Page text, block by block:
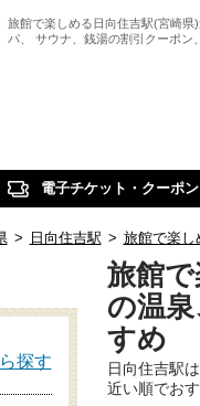
旅館で楽しめる日向住吉駅(宮崎県
パ、 サウナ、銭湯の割引クーポン
電子チケット・クーポン
> 日向住吉駅 > 旅館で楽し
旅館で
の温
すめ
日向住吉駅
近い順でお
探す